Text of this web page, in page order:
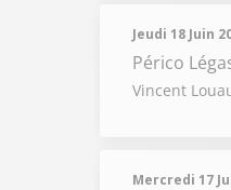
Jeudi 18 Juin
Périco
Vincent
Mercredi 17